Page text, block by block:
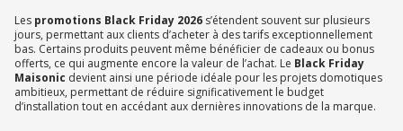
Les promotions Black Friday 2026 s’étendent souvent sur plusieurs
jours, permettant aux clients d’acheter à des tarifs exceptionnellement
bas. Certains produits peuvent même bénéficier de cadeaux ou bonus
offerts, ce qui augmente encore la valeur de l’achat. Le Black Friday
Maisonic devient ainsi une période idéale pour les projets domotiques
ambitieux, permettant de réduire significativement le budget
d’installation tout en accédant aux dernières innovations de la marque.